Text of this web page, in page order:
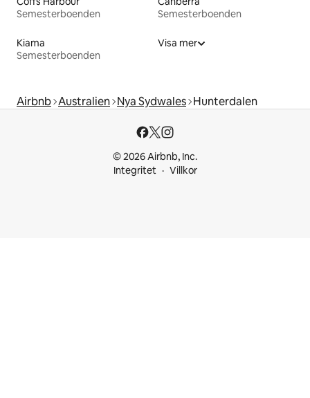
Semesterboenden
Semesterboenden
Kiama
Semesterboenden
Visa mer
Airbnb Australien Nya Sydwales Hunterdalen
© 2026 Airbnb, Inc.
Integritet
Villkor